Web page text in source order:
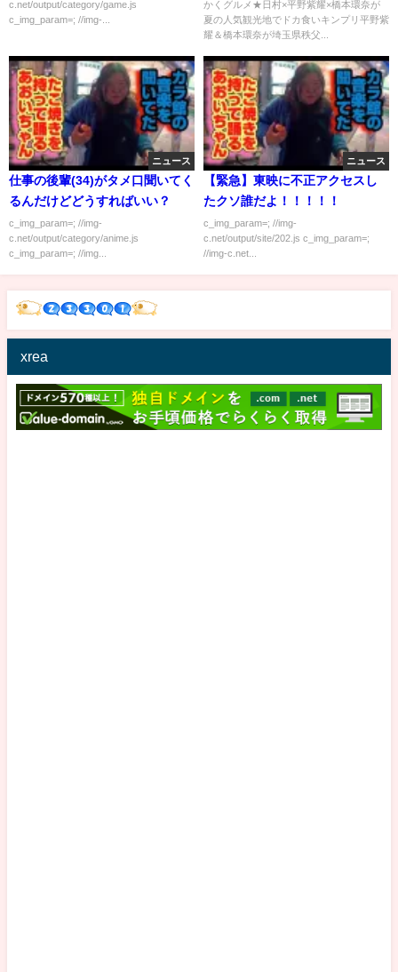
c.net/output/category/game.js
c_img_param=; //img-...
組内容解析まとめ
かくグルメ★日村×平野紫耀×橋本環奈が
夏の人気観光地でドカ食いキンプリ平野紫
耀＆橋本環奈が埼玉県秩父...
ニュース
仕事の後輩(34)がタメ口聞いてく
るんだけどどうすればいい？
c_img_param=; //img-
c.net/output/category/anime.js
c_img_param=; //img...
ニュース
【緊急】東映に不正アクセスし
たクソ誰だよ！！！！！
c_img_param=; //img-
c.net/output/site/202.js c_img_param=;
//img-c.net...
xrea